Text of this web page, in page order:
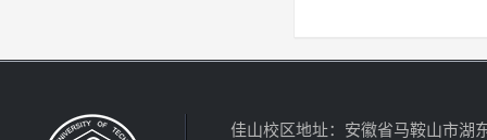
佳山校区地址：安徽省马鞍山市湖